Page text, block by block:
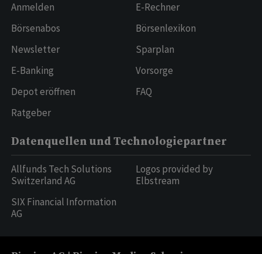
Anmelden
Börsenabos
Newsletter
E-Banking
Depot eröffnen
Ratgeber
E-Rechner
Börsenlexikon
Sparplan
Vorsorge
FAQ
Datenquellen und Technologiepartner
Allfunds Tech Solutions
Switzerland AG
SIX Financial Information
AG
Logos provided by
Elbstream